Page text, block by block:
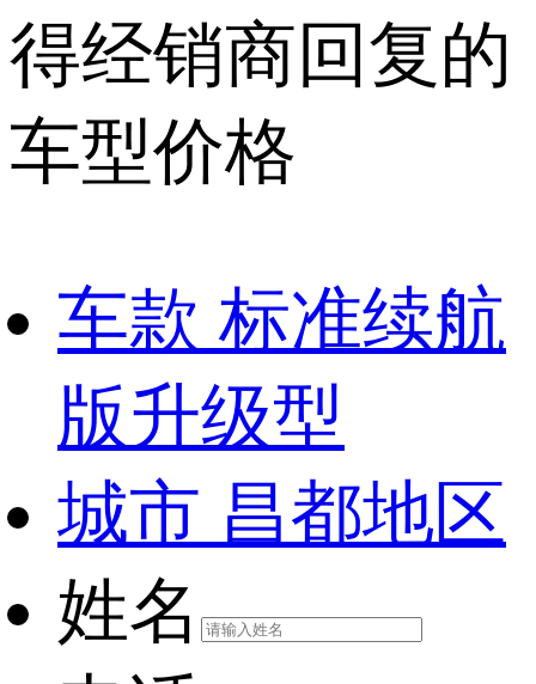
得经销商回复的
车型价格
车款 标准续航
版升级型
城市 昌都地区
姓名